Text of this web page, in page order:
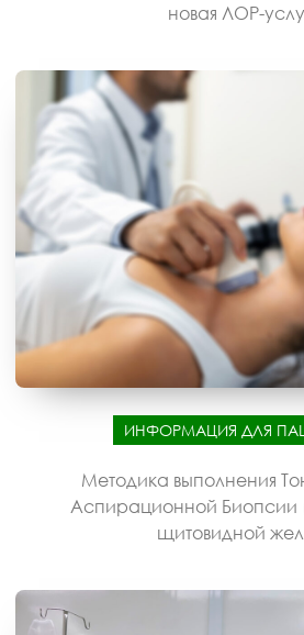
новая ЛОР-
ИНФОРМАЦИЯ ДЛЯ
Методика выполнения
Аспирационной Биопсии
щитовидной